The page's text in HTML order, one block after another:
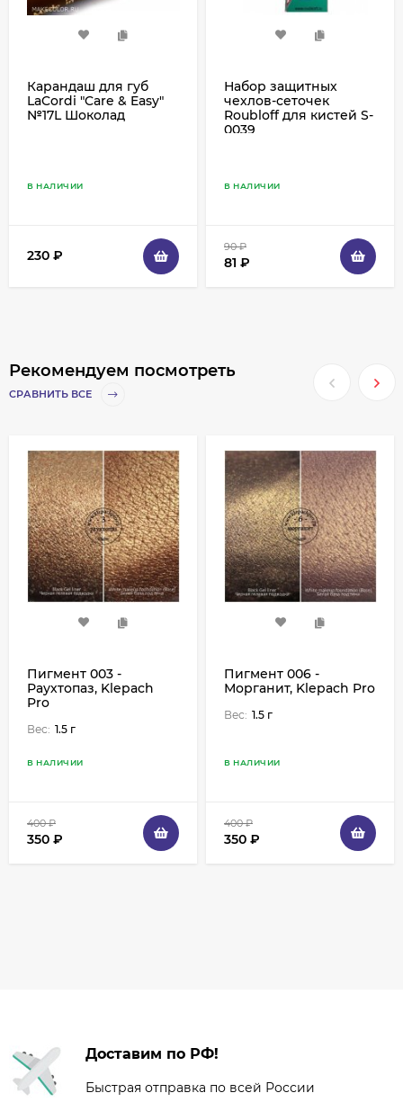
Карандаш для губ
LaCordi "Care & Easy"
№17L Шоколад
В НАЛИЧИИ
230 ₽
Набор защитных
чехлов-сеточек
Roubloff для кистей S-
0039
В НАЛИЧИИ
90₽
81 ₽
Рекомендуем посмотреть
СРАВНИТЬ ВСЕ
Пигмент 003 -
Раухтопаз, Klepach
Pro
Вес: 1.5 г
В НАЛИЧИИ
400₽
350 ₽
Пигмент 006 -
Морганит, Klepach Pro
Вес: 1.5 г
В НАЛИЧИИ
400₽
350 ₽
Доставим по РФ!
Быстрая отправка по всей России